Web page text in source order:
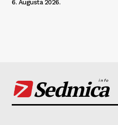
6. Augusta 2026.
Sedmica
info